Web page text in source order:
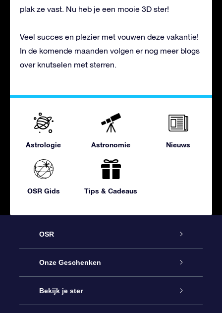
plak ze vast. Nu heb je een mooie 3D ster!
Veel succes en plezier met vouwen deze vakantie!
In de komende maanden volgen er nog meer blogs
over knutselen met sterren.
Astrologie Astronomie Nieuws
OSR Gids Tips & Cadeaus
OSR
Service
Contact
Onze Geschenken
Online Star Gift
Bekijk je ster